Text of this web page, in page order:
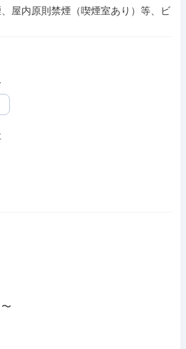
屋内原則禁煙（喫煙室あり）等、ビ